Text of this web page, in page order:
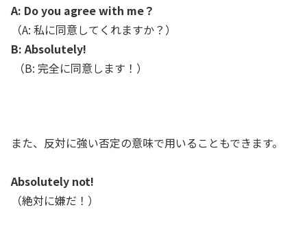
A: Do you agree with me？
（A: 私に同意してくれますか？）
B: Absolutely!
（B: 完全に同意します！）
また、反対に強い否定の意味で用いることもできます。
Absolutely not!
（絶対に嫌だ！）